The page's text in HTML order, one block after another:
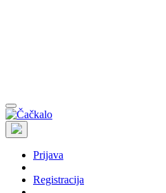
Prijava
Registracija